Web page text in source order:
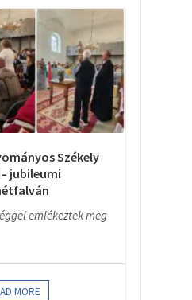
Székely
jubileumi
emlékeztek meg
MORE